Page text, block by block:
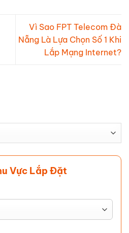
Vì Sao FPT Telecom Đà
Nẵng Là Lựa Chọn Số 1 Khi
Lắp Mạng Internet?
Vực Lắp Đặt